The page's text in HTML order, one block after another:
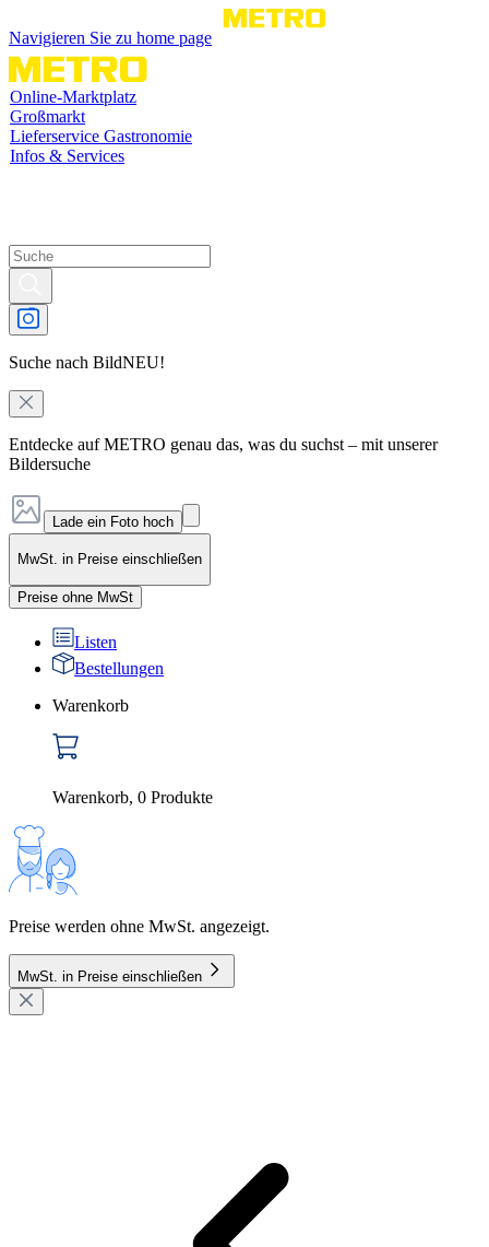
Navigieren Sie zu home page
Online-Marktplatz
Großmarkt
Lieferservice Gastronomie
Infos & Services
Suche nach BildNEU!
Entdecke auf METRO genau das, was du suchst – mit unserer
Bildersuche
Lade ein Foto hoch
MwSt. in Preise einschließen
Preise ohne MwSt
Listen
Bestellungen
Warenkorb
Warenkorb, 0 Produkte
Preise werden ohne MwSt. angezeigt.
MwSt. in Preise einschließen